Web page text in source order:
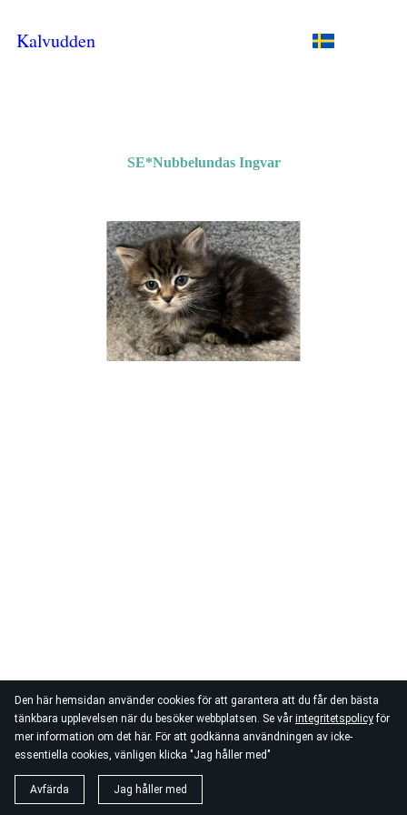
Den här hemsidan använder cookies för att garantera att du får den bästa
tänkbara upplevelsen när du besöker webbplatsen. Se vår integritetspolicyför
mer information om det här. För att godkänna användningen av icke-
essentiella cookies, vänligen klicka "Jag håller med"
Avfärda Jag håller med
Kalvudden
SE*Nubbelundas Ingvar